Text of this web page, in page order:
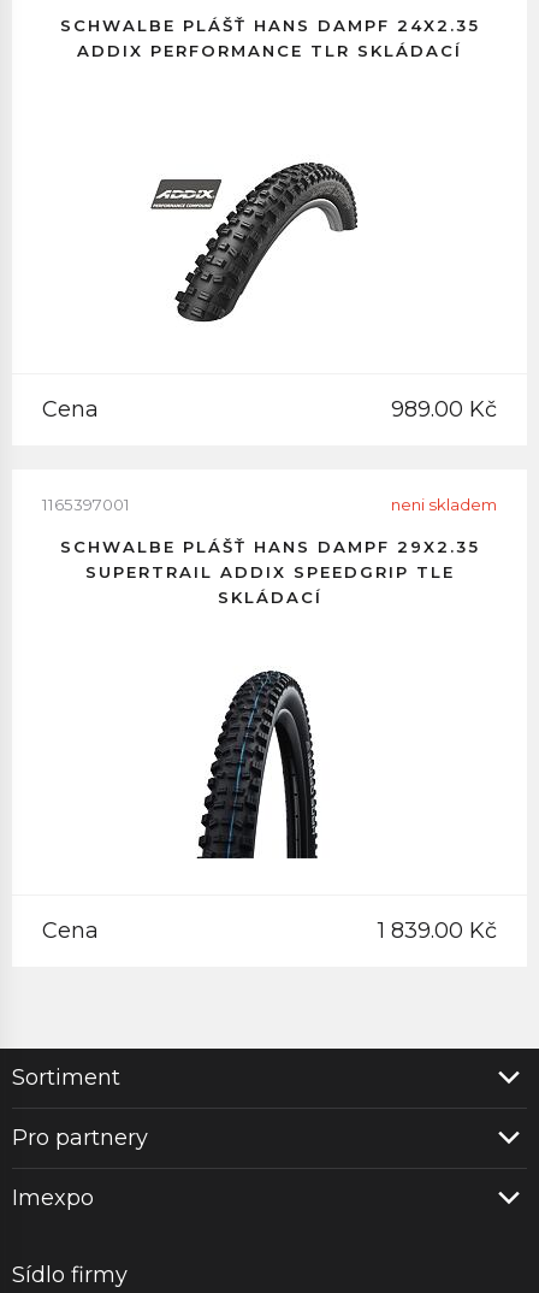
SCHWALBE PLÁŠŤ HANS DAMPF 24X2.35
ADDIX PERFORMANCE TLR SKLÁDACÍ
Cena 989.00 Kč
1165397001 neni skladem
SCHWALBE PLÁŠŤ HANS DAMPF 29X2.35
SUPERTRAIL ADDIX SPEEDGRIP TLE
SKLÁDACÍ
Cena 1 839.00 Kč
Sortiment
Pro partnery
Imexpo
Sídlo firmy